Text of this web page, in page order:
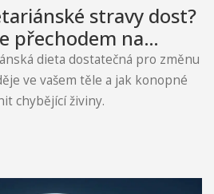
stravy dost?
přechodem na
dieta dostatečná pro změnu
ve vašem těle a jak konopné
chybějící živiny.